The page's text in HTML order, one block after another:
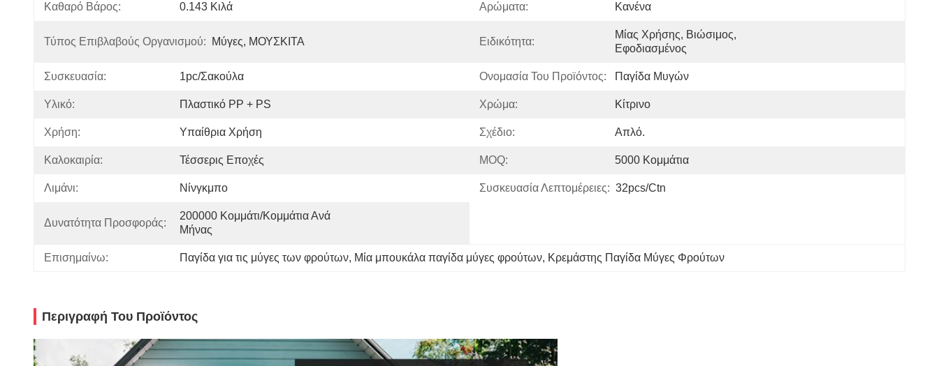
Καθαρό Βάρος: 0.143 Κιλά Αρώματα: Κανένα
Τύπος Επιβλαβούς Οργανισμού: Μύγες, ΜΟΥΣΚΙΤΑ Ειδικότητα:
Μίας Χρήσης, Βιώσιμος,
Εφοδιασμένος
Συσκευασία: 1pc/σακούλα Ονομασία Του Προϊόντος: Παγίδα Μυγών
Υλικό: Πλαστικό PP + PS Χρώμα: Κίτρινο
Χρήση: Υπαίθρια Χρήση Σχέδιο: Απλό.
Καλοκαιρία: Τέσσερις Εποχές MOQ: 5000 Κομμάτια
Λιμάνι: Νίνγκμπο Συσκευασία Λεπτομέρειες: 32pcs/ctn
Δυνατότητα Προσφοράς:
200000 Κομμάτι/κομμάτια Ανά
Μήνας
Επισημαίνω: Παγίδα για τις μύγες των φρούτων, Μία μπουκάλα παγίδα μύγες φρούτων, Κρεμάστης Παγίδα Μύγες Φρούτων
Περιγραφή Του Προϊόντος